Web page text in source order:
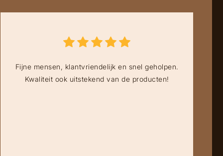
Fijne mensen, klantvriendelijk en snel geholpen.
Kwaliteit ook uitstekend van de producten!